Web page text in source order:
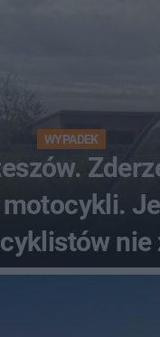
WYPADEK
nie